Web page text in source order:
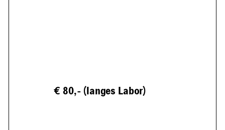
€ 80,- (langes Labor)